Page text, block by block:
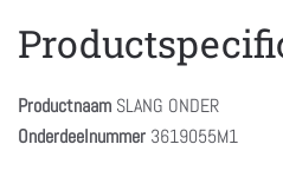
Productnaam SLANG ONDER
Onderdeelnummer 3619055M1